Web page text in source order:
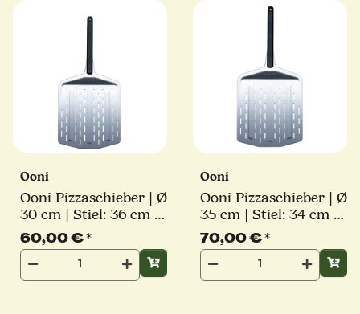
Ooni
Ooni Pizzaschieber | Ø
30 cm | Stiel: 36 cm |
perforiert | eckig
60,00 €*
Ooni
Ooni Pizzaschieber | Ø
35 cm | Stiel: 34 cm |
perforiert | eckig
70,00 €*